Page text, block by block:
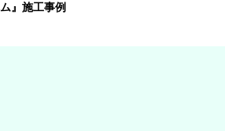
ム』施工事例